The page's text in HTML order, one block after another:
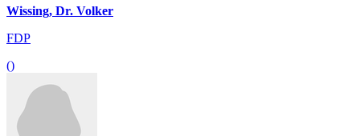
Wissing, Dr. Volker
FDP
()